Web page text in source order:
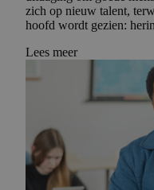
zich op nieuw talent,
hoofd wordt gezien:
Lees meer